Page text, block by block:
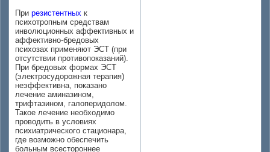
При резистентных к
психотропным средствам
инволюционных аффективных и
аффективно-бредовых
психозах применяют ЭСТ (при
отсутствии противопоказаний).
При бредовых формах ЭСТ
(электросудорожная терапия)
неэффективна, показано
лечение аминазином,
трифтазином, галоперидолом.
Такое лечение необходимо
проводить в условиях
психиатрического стационара,
где возможно обеспечить
больным всестороннее